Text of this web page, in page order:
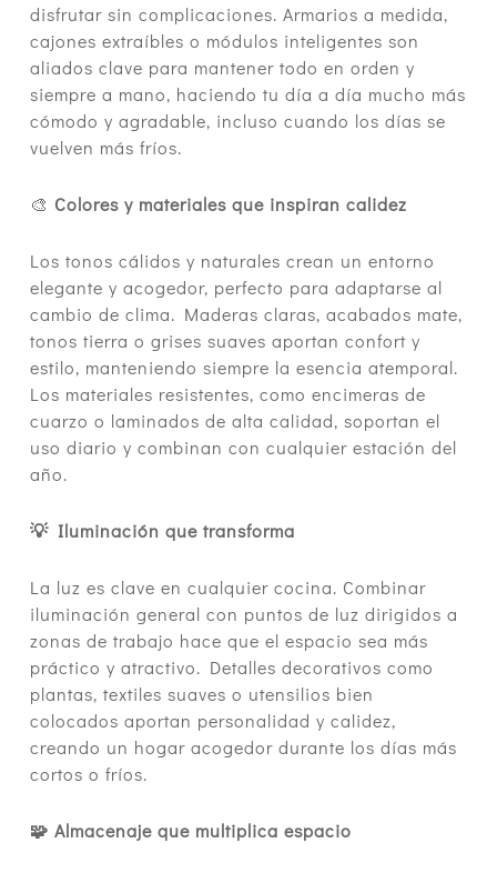
disfrutar sin complicaciones. Armarios a medida,
cajones extraíbles o módulos inteligentes son
aliados clave para mantener todo en orden y
siempre a mano, haciendo tu día a día mucho más
cómodo y agradable, incluso cuando los días se
vuelven más fríos.
🎨 Colores y materiales que inspiran calidez
Los tonos cálidos y naturales crean un entorno
elegante y acogedor, perfecto para adaptarse al
cambio de clima. Maderas claras, acabados mate,
tonos tierra o grises suaves aportan confort y
estilo, manteniendo siempre la esencia atemporal.
Los materiales resistentes, como encimeras de
cuarzo o laminados de alta calidad, soportan el
uso diario y combinan con cualquier estación del
año.
💡 Iluminación que transforma
La luz es clave en cualquier cocina. Combinar
iluminación general con puntos de luz dirigidos a
zonas de trabajo hace que el espacio sea más
práctico y atractivo. Detalles decorativos como
plantas, textiles suaves o utensilios bien
colocados aportan personalidad y calidez,
creando un hogar acogedor durante los días más
cortos o fríos.
🧩 Almacenaje que multiplica espacio